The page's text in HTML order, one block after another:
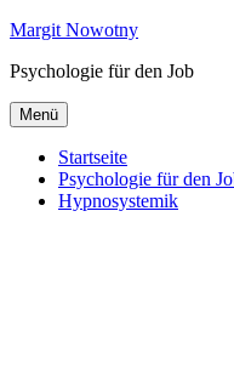
Inhalte
Margit Nowotny
Psychologie für den Job
Menü
Startseite
Psychologie für den
Hypnosystemik